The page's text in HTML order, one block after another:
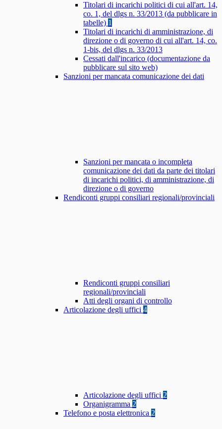
Titolari di incarichi politici di cui all'art. 14,
co. 1, del dlgs n. 33/2013 (da pubblicare in
tabelle) 1
Titolari di incarichi di amministrazione, di
direzione o di governo di cui all'art. 14, co.
1-bis, del dlgs n. 33/2013
Cessati dall'incarico (documentazione da
pubblicare sul sito web)
Sanzioni per mancata comunicazione dei dati
Sanzioni per mancata o incompleta
comunicazione dei dati da parte dei titolari
di incarichi politici, di amministrazione, di
direzione o di governo
Rendiconti gruppi consiliari regionali/provinciali
Rendiconti gruppi consiliari
regionali/provinciali
Atti degli organi di controllo
Articolazione degli uffici 4
Articolazione degli uffici 2
Organigramma 2
Telefono e posta elettronica 2